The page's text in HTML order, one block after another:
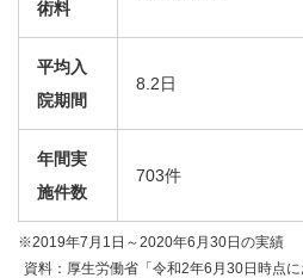
術料
平均入
院期間
8.2日
年間実
施件数
703件
※2019年7月1日～2020年6月30日の実績
資料：厚生労働省「令和2年6月30日時点に